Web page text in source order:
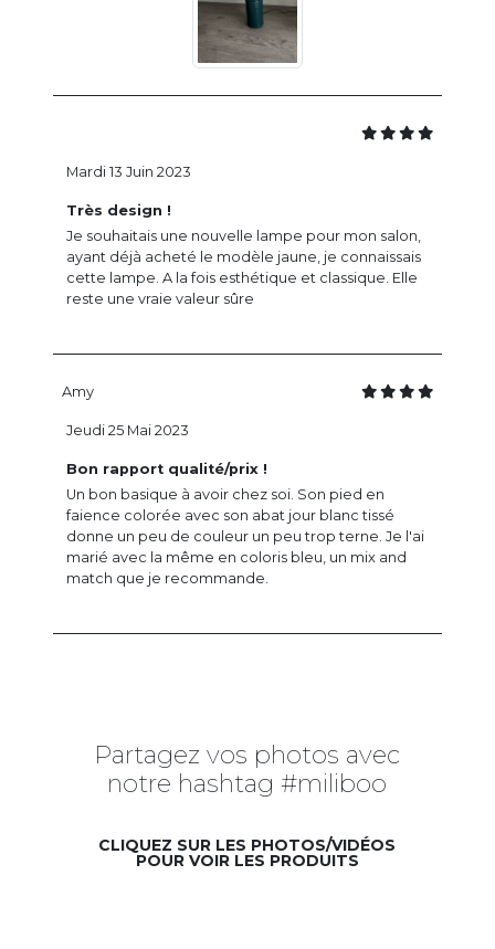
Très design !
Je souhaitais une nouvelle lampe pour mon salon,
ayant déjà acheté le modèle jaune, je connaissais
cette lampe. A la fois esthétique et classique. Elle
reste une vraie valeur sûre
Mardi 13 Juin 2023
Amy
Bon rapport qualité/prix !
Un bon basique à avoir chez soi. Son pied en
faience colorée avec son abat jour blanc tissé
donne un peu de couleur un peu trop terne. Je l'ai
marié avec la même en coloris bleu, un mix and
match que je recommande.
Jeudi 25 Mai 2023
Partagez vos photos avec
notre hashtag #miliboo
CLIQUEZ SUR LES PHOTOS/VIDÉOS
POUR VOIR LES PRODUITS